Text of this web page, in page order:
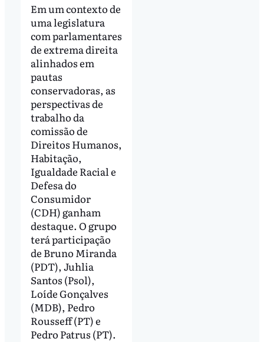
Em um contexto de
uma legislatura
com parlamentares
de extrema direita
alinhados em
pautas
conservadoras, as
perspectivas de
trabalho da
comissão de
Direitos Humanos,
Habitação,
Igualdade Racial e
Defesa do
Consumidor
(CDH) ganham
destaque. O grupo
terá participação
de Bruno Miranda
(PDT), Juhlia
Santos (Psol),
Loíde Gonçalves
(MDB), Pedro
Rousseff (PT) e
Pedro Patrus (PT).